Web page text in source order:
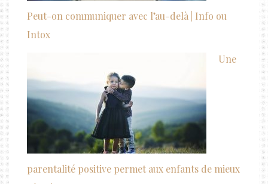
Peut-on communiquer avec l’au-delà | Info ou
Intox
Une
parentalité positive permet aux enfants de mieux